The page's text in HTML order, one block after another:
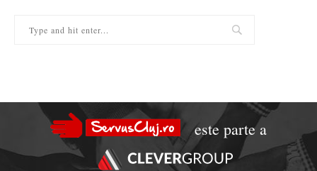
este parte a